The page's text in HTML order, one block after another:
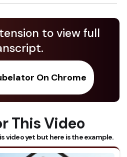
to view full
On Chrome
This Video
video yet but here is the example.